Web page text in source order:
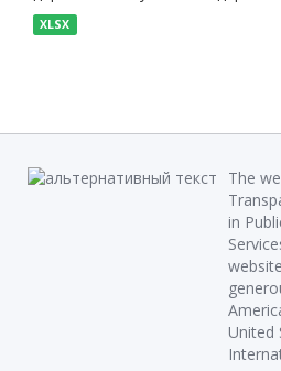
XLSX
The
in
United